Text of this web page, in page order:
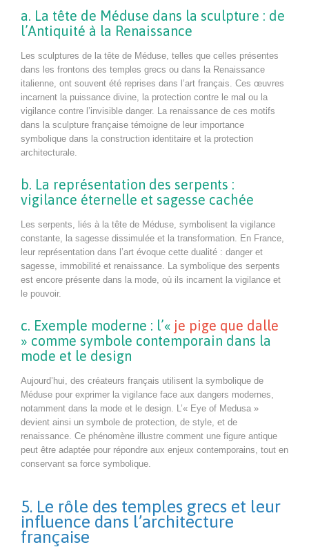
a. La tête de Méduse dans la sculpture : de
l’Antiquité à la Renaissance
Les sculptures de la tête de Méduse, telles que celles présentes
dans les frontons des temples grecs ou dans la Renaissance
italienne, ont souvent été reprises dans l’art français. Ces œuvres
incarnent la puissance divine, la protection contre le mal ou la
vigilance contre l’invisible danger. La renaissance de ces motifs
dans la sculpture française témoigne de leur importance
symbolique dans la construction identitaire et la protection
architecturale.
b. La représentation des serpents :
vigilance éternelle et sagesse cachée
Les serpents, liés à la tête de Méduse, symbolisent la vigilance
constante, la sagesse dissimulée et la transformation. En France,
leur représentation dans l’art évoque cette dualité : danger et
sagesse, immobilité et renaissance. La symbolique des serpents
est encore présente dans la mode, où ils incarnent la vigilance et
le pouvoir.
c. Exemple moderne : l’« je pige que dalle
» comme symbole contemporain dans la
mode et le design
Aujourd’hui, des créateurs français utilisent la symbolique de
Méduse pour exprimer la vigilance face aux dangers modernes,
notamment dans la mode et le design. L’« Eye of Medusa »
devient ainsi un symbole de protection, de style, et de
renaissance. Ce phénomène illustre comment une figure antique
peut être adaptée pour répondre aux enjeux contemporains, tout en
conservant sa force symbolique.
5. Le rôle des temples grecs et leur
influence dans l’architecture
française